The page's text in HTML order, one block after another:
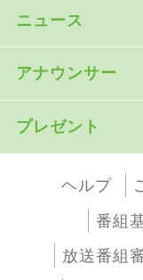
ニュース
アナウンサー
プレゼント
ヘルプ
番組
放送番組